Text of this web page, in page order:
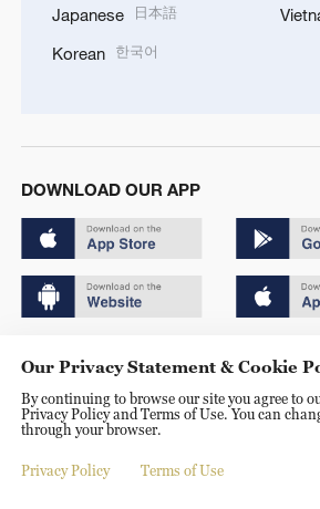
Japanese 日本語
Korean 한국어
DOWNLOAD OUR APP
京ICP备20000184号
京公网安备 11010502050052号
Disinformation report hotline: 010-85061466
Our Privacy Statement & Cookie
By continuing to browse our site you agree to
Privacy Policy and Terms of Use. You can
through your browser.
Privacy Policy Terms of Use